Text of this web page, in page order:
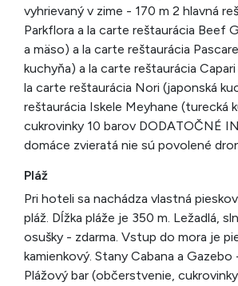
vyhrievaný v zime - 170 m 2 hlavná
Parkflora a la carte reštaurácia Beef
a mäso) a la carte reštaurácia
kuchyňa) a la carte reštaurácia
la carte reštaurácia Nori (japonská
reštaurácia Iskele Meyhane (turecká
cukrovinky 10 barov DODATOČNÉ
domáce zvieratá nie sú povolené
Pláž
Pri hoteli sa nachádza vlastná
pláž. Dĺžka pláže je 350 m. Ležadlá,
osušky - zdarma. Vstup do mora je
kamienkový. Stany Cabana a Gazebo
Plážový bar (občerstvenie,